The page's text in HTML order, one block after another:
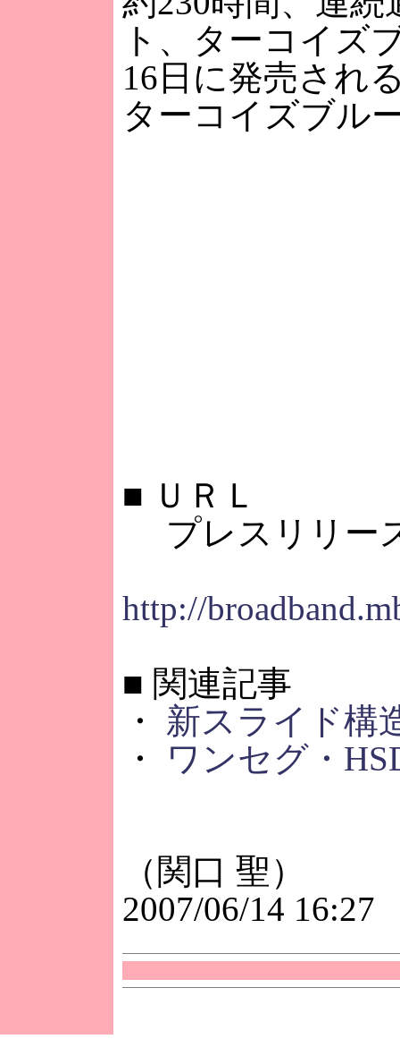
ト、ターコイズ
16日に発売され
ターコイズブル
■ ＵＲＬ
プレスリリー
http://
■ 関連記事
・ 新スライド構
・
ワンセグ・
（関口 聖）
2007/06/14 16:27